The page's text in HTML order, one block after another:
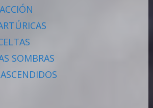
SOMBRAS